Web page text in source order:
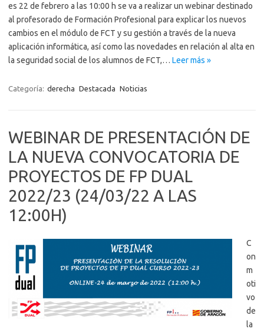
es 22 de febrero a las 10:00 h se va a realizar un webinar destinado
al profesorado de Formación Profesional para explicar los nuevos
cambios en el módulo de FCT y su gestión a través de la nueva
aplicación informática, así como las novedades en relación al alta en
la seguridad social de los alumnos de FCT,… Leer más »
Categoría: derecha Destacada Noticias
WEBINAR DE PRESENTACIÓN DE
LA NUEVA CONVOCATORIA DE
PROYECTOS DE FP DUAL
2022/23 (24/03/22 A LAS
12:00H)
C
on
m
oti
vo
de
la